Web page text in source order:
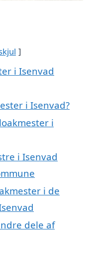
i Isenvad
i Isenvad?
i
i Isenvad
i de
dele af